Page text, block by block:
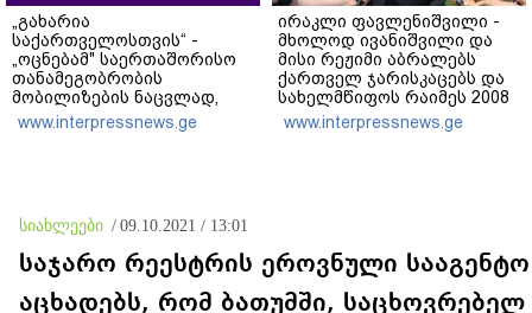
„გახარია
საქართველოსთვის“ -
„ოცნებამ" საერთაშორისო
თანამეგობრობის
მობილიზების ნაცვლად,
საკუთარი ქვეყნის
დადანაშაულება არჩია -
www.interpressnews.ge
ირაკლი ფავლენიშვილი -
მხოლოდ ივანიშვილი და
მისი რეჟიმი აბრალებს
ქართველ ჯარისკაცებს და
სახელმწიფოს რაიმეს 2008
წლის აგვისტოს ომში -
არანაირი დანაშაული არ
www.interpressnews.ge
სიახლეები / 09.10.2021 / 13:01
საჯარო რეესტრის ეროვნული სააგენტო
აცხადებს, რომ ბათუმში, საცხოვრებელ